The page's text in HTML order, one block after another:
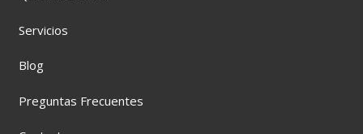
Servicios
Blog
Preguntas Frecuentes